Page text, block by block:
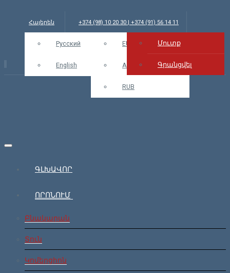
Հայերեն
Русский
English
+374 (98) 10 20 30 | +374 (91) 56 14 11
info@bars.am USD EUR
AMD
RUB
Մուտք Մուտք
Գրանցվել
ԳԼԽԱՎՈՐ
ՈՐՈՆՈՒՄ
Բնակարան
Տուն
Կոմերցիոն